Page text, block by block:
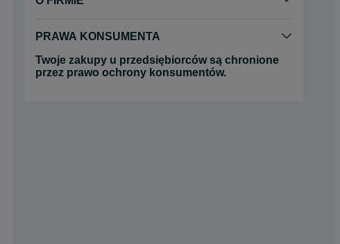
PRAWA KONSUMENTA
Twoje zakupy u przedsiębiorców są chronione
przez prawo ochrony konsumentów.